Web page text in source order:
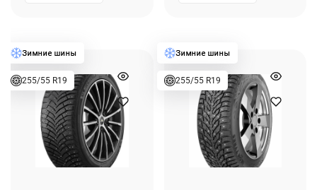
255/55 R19 255/55 R19